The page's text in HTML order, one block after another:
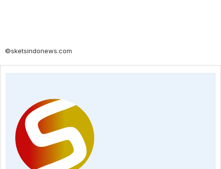
©sketsindonews.com